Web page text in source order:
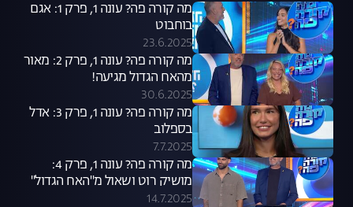
מה קורה פה? עונה 1, פרק 1: אגם
בוחבוט
23.6.2025
מה קורה פה? עונה 1, פרק 2: מאור
מהאח הגדול מגיעה!
30.6.2025
מה קורה פה? עונה 1, פרק 3: אדל
בספלוב
7.7.2025
מה קורה פה? עונה 1, פרק 4:
מושיק רוט ושאול מ"האח הגדול"
14.7.2025